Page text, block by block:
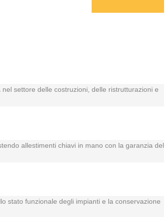
nel settore delle costruzioni, delle ristrutturazioni e
allestimenti chiavi in mano con la garanzia del
stato funzionale degli impianti e la conservazione